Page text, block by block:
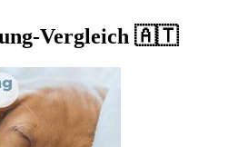
Vergleich 🇦🇹